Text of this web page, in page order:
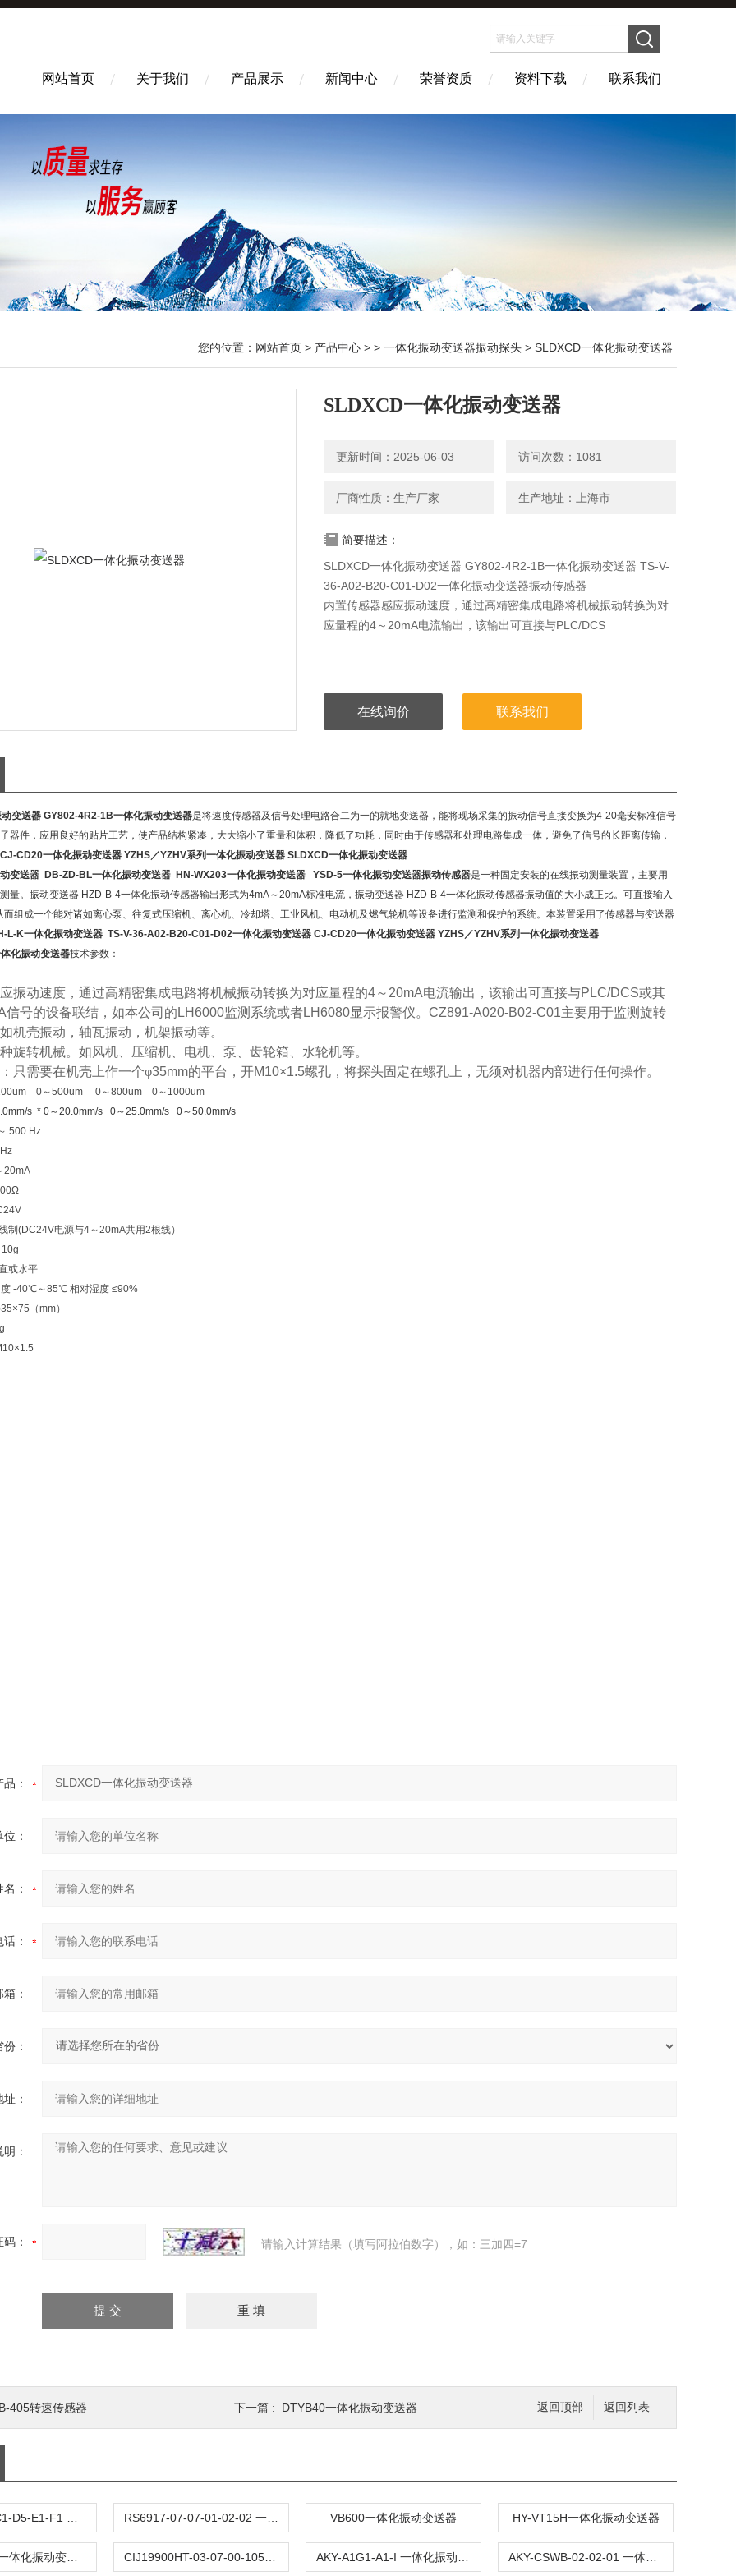
网站首页 关于我们 产品展示 新闻中心 荣誉资质 资料下载 联系我们
您的位置： 网站首页 > 产品中心 > > 一体化振动变送器振动探头 > SLDXCD一体化振动变送器
SLDXCD一体化振动变送器
更新时间：2025-06-03 访问次数：1081
厂商性质：生产厂家 生产地址：上海市
简要描述：
SLDXCD一体化振动变送器 GY802-4R2-1B一体化振动变送器 TS-V-
36-A02-B20-C01-D02一体化振动变送器振动传感器
内置传感器感应振动速度，通过高精密集成电路将机械振动转换为对
应量程的4～20mA电流输出，该输出可直接与PLC/DCS
在线询价 联系我们
变送器 GY802-4R2-1B一体化振动变送器是将速度传感器及信号处理电路合二为一的就地变送器，能将现场采集的振动信号直接变换为4-20毫安标准信号
器件，应用良好的贴片工艺，使产品结构紧凑，大大缩小了重量和体积，降低了功耗，同时由于传感器和处理电路集成一体，避免了信号的长距离传输，
CJ-CD20一体化振动变送器 YZHS／YZHV系列一体化振动变送器 SLDXCD一体化振动变送器
变送器 DB-ZD-BL一体化振动变送器 HN-WX203一体化振动变送器 YSD-5一体化振动变送器振动传感器是一种固定安装的在线振动测量装置，主要用
量。振动变送器 HZD-B-4一体化振动传感器输出形式为4mA～20mA标准电流，振动变送器 HZD-B-4一体化振动传感器振动值的大小成正比。可直接输入
组成一个能对诸如离心泵、往复式压缩机、离心机、冷却塔、工业风机、电动机及燃气轮机等设备进行监测和保护的系统。本装置采用了传感器与变送器
L-K一体化振动变送器 TS-V-36-A02-B20-C01-D02一体化振动变送器 CJ-CD20一体化振动变送器 YZHS／YZHV系列一体化振动变送器
化振动变送器技术参数：
振动速度，通过高精密集成电路将机械振动转换为对应量程的4～ 20mA电流输出，该输出可直接与PLC/DCS或其
信号的设备联结，如本公司的 LH6000监测系统或者LH6080显示报警仪。 CZ891-A020-B02-C01主要用于监测旋转
机壳振动，轴瓦振动，机架振动等。
旋转机械。如风机、压缩机、电机、泵、齿轮箱、水轮机等。
只需要在机壳上作一个φ35mm的平台，开M10×1.5螺孔，将探头固定在螺孔上，无须对机器内部进行任何操作。
200um 0～500um 0～800um 0～1000um
s * 0～20.0mm/s 0～25.0mm/s 0～50.0mm/s
500 Hz
20mA
制(DC24V电源与4～20mA共用2根线）
或水平
度 -40℃～85℃ 相对湿度 ≤90%
（mm）
品：
：
：
：
：
份：
：
：
： 请输入计算结果（填写阿拉伯数字），如：三加四=7
返回列表
返回顶部
405转速传感器 下一篇 : DTYB40一体化振动变送器
VB600一体化振动变送器 HY-VT15H一体化振动变送器